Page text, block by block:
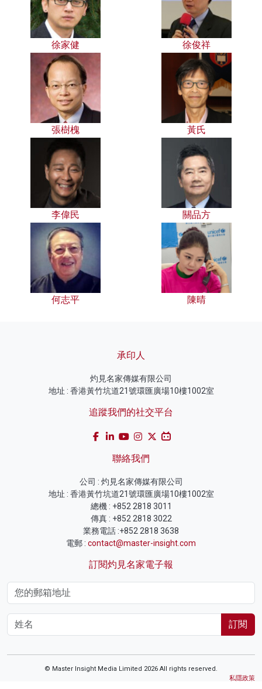
徐家健 徐俊祥
張樹槐 黃氏
李偉民 關品方
何志平 陳晴
承印人
灼見名家傳媒有限公司
地址 : 香港黃竹坑道21號環匯廣場10樓1002室
追蹤我們的社交平台
聯絡我們
公司 : 灼見名家傳媒有限公司
地址 : 香港黃竹坑道21號環匯廣場10樓1002室
總機 : +852 2818 3011
傳真 : +852 2818 3022
業務電話 :+852 2818 3638
電郵 : contact@master-insight.com
訂閱灼見名家電子報
訂閱
© Master Insight Media Limited 2026 All rights reserved.
私隱政策